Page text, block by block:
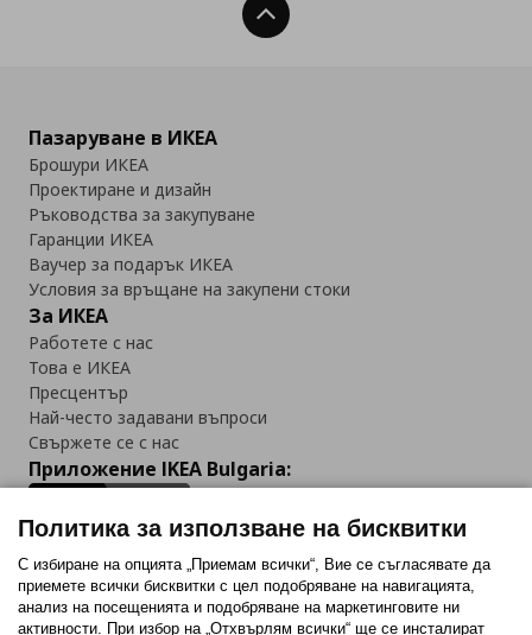
Нагоре
Пазаруване в ИКЕА
Брошури ИКЕА
Проектиране и дизайн
Ръководства за закупуване
Гаранции ИКЕА
Ваучер за подарък ИКЕА
Условия за връщане на закупени стоки
За ИКЕА
Работете с нас
Това е ИКЕА
Пресцентър
Най-често задавани въпроси
Свържете се с нас
Приложение IKEA Bulgaria:
Последвайте ни:
Политика за използване на бисквитки
С избиране на опцията „Приемам всички“, Вие се съгласявате да
приемете всички бисквитки с цел подобряване на навигацията,
анализ на посещенията и подобряване на маркетинговите ни
активности. При избор на „Отхвърлям всички“ ще се инсталират